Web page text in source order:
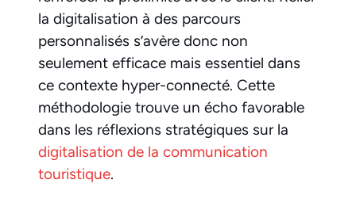
la digitalisation à des parcours
personnalisés s’avère donc non
seulement efficace mais essentiel dans
ce contexte hyper-connecté. Cette
méthodologie trouve un écho favorable
dans les réflexions stratégiques sur la
digitalisation de la communication
touristique.